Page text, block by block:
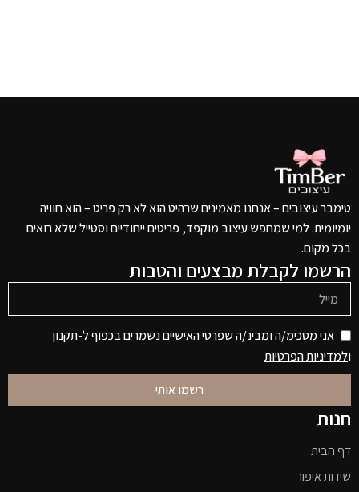
טימבר עיצובים – אנחנו מאמינים שרהיט הוא לא רק פריט – הוא חוויה
יומיומית. למי שמחפש עיצוב מוקפד, פריטים ייחודיים וסטייל שלא רואים
בכל מקום.
הרשמו לקבלת מבצעים והטבות
אני מסכימ/ה ומבינ/ה שפרטי האישיים נשמרים בכפוף ל-תקנון
ולמדיניות הפרטיות
רשמו אותי
חנות
דף הבית
שידות איפור